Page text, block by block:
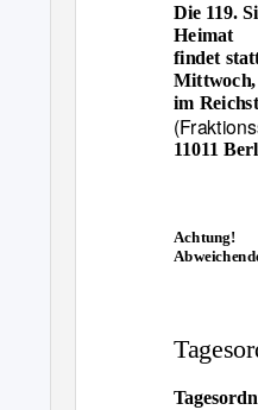
Die 119.
Heimat
findet
Mittwoch,
im
11011
Achtung!